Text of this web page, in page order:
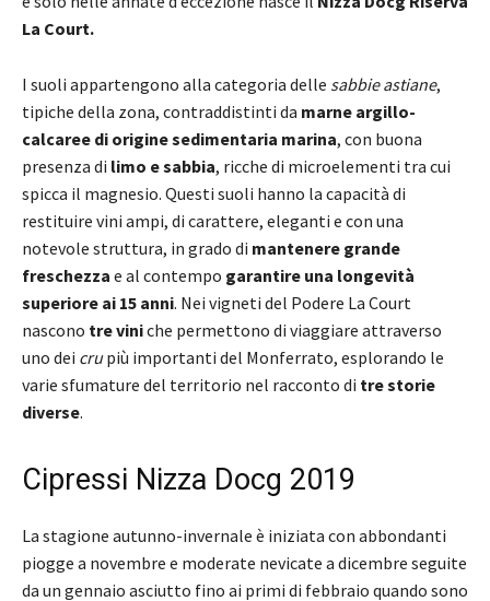
La Court.
I suoli appartengono alla categoria delle sabbie astiane,
tipiche della zona, contraddistinti da marne argillo-
calcaree di origine sedimentaria marina, con buona
presenza di limo e sabbia, ricche di microelementi tra cui
spicca il magnesio. Questi suoli hanno la capacità di
restituire vini ampi, di carattere, eleganti e con una
notevole struttura, in grado di mantenere grande
freschezza e al contempo garantire una longevità
superiore ai 15 anni. Nei vigneti del Podere La Court
nascono tre viniche permettono di viaggiare attraverso
uno dei crupiù importanti del Monferrato, esplorando le
varie sfumature del territorio nel racconto di tre storie
diverse.
Cipressi Nizza Docg 2019
La stagione autunno-invernale è iniziata con abbondanti
piogge a novembre e moderate nevicate a dicembre seguite
da un gennaio asciutto fino ai primi di febbraio quando sono